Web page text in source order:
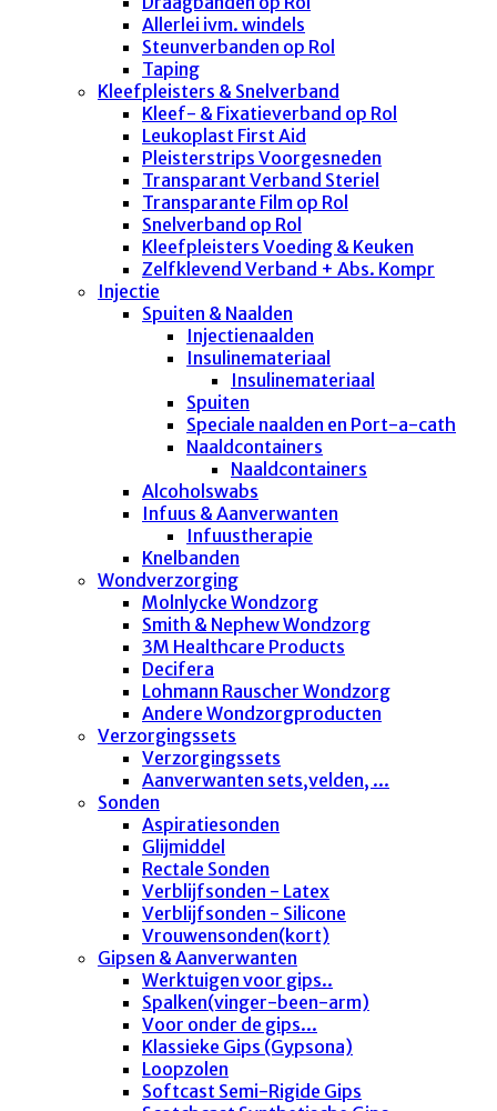
Allerlei ivm. windels
Steunverbanden op Rol
Taping
Kleefpleisters & Snelverband
Kleef- & Fixatieverband op Rol
Leukoplast First Aid
Pleisterstrips Voorgesneden
Transparant Verband Steriel
Transparante Film op Rol
Snelverband op Rol
Kleefpleisters Voeding & Keuken
Zelfklevend Verband + Abs. Kompr
Injectie
Spuiten & Naalden
Injectienaalden
Insulinemateriaal
Insulinemateriaal
Spuiten
Speciale naalden en Port-a-cath
Naaldcontainers
Naaldcontainers
Alcoholswabs
Infuus & Aanverwanten
Infuustherapie
Knelbanden
Wondverzorging
Molnlycke Wondzorg
Smith & Nephew Wondzorg
3M Healthcare Products
Decifera
Lohmann Rauscher Wondzorg
Andere Wondzorgproducten
Verzorgingssets
Verzorgingssets
Aanverwanten sets,velden, ...
Sonden
Aspiratiesonden
Glijmiddel
Rectale Sonden
Verblijfsonden - Latex
Verblijfsonden - Silicone
Vrouwensonden(kort)
Gipsen & Aanverwanten
Werktuigen voor gips..
Spalken(vinger-been-arm)
Voor onder de gips...
Klassieke Gips (Gypsona)
Loopzolen
Softcast Semi-Rigide Gips